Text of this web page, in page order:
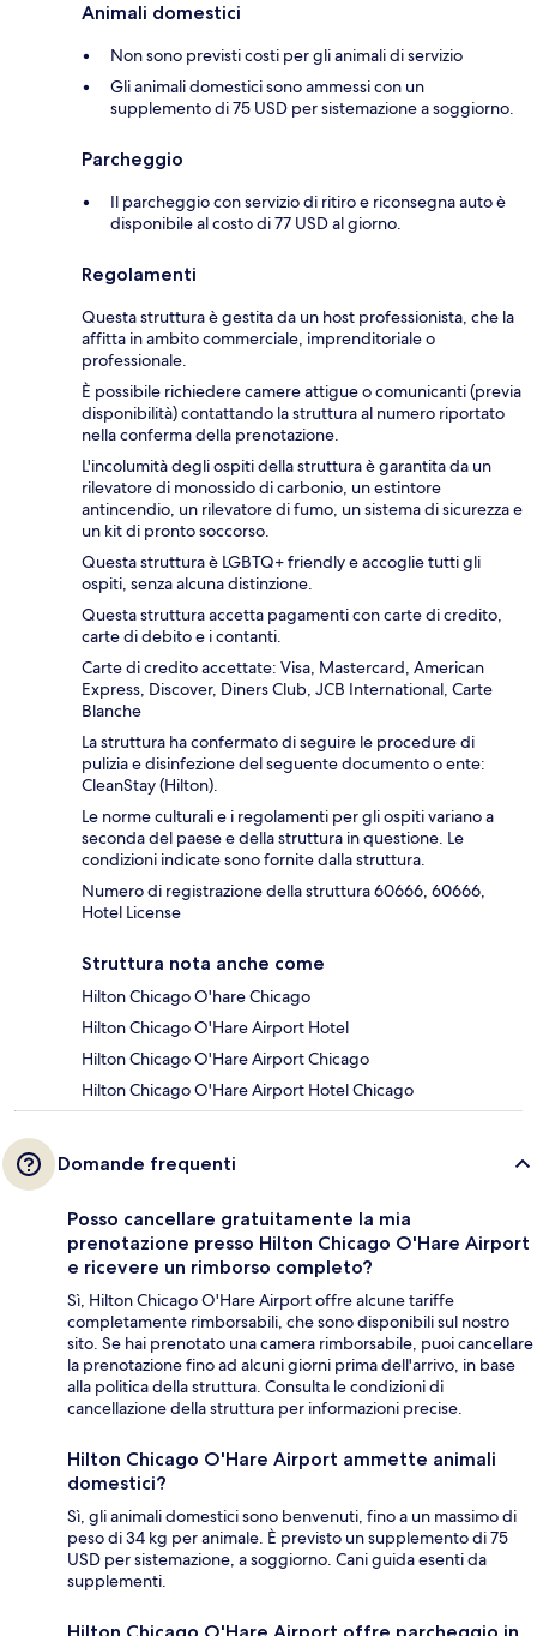
Animali domestici
Non sono previsti costi per gli animali di servizio
Gli animali domestici sono ammessi con un
supplemento di 75 USD per sistemazione a soggiorno.
Parcheggio
Il parcheggio con servizio di ritiro e riconsegna auto è
disponibile al costo di 77 USD al giorno.
Regolamenti
Questa struttura è gestita da un host professionista, che la
affitta in ambito commerciale, imprenditoriale o
professionale.
È possibile richiedere camere attigue o comunicanti (previa
disponibilità) contattando la struttura al numero riportato
nella conferma della prenotazione.
L'incolumità degli ospiti della struttura è garantita da un
rilevatore di monossido di carbonio, un estintore
antincendio, un rilevatore di fumo, un sistema di sicurezza e
un kit di pronto soccorso.
Questa struttura è LGBTQ+ friendly e accoglie tutti gli
ospiti, senza alcuna distinzione.
Questa struttura accetta pagamenti con carte di credito,
carte di debito e i contanti.
Carte di credito accettate: Visa, Mastercard, American
Express, Discover, Diners Club, JCB International, Carte
Blanche
La struttura ha confermato di seguire le procedure di
pulizia e disinfezione del seguente documento o ente:
CleanStay (Hilton).
Le norme culturali e i regolamenti per gli ospiti variano a
seconda del paese e della struttura in questione. Le
condizioni indicate sono fornite dalla struttura.
Numero di registrazione della struttura 60666, 60666,
Hotel License
Struttura nota anche come
Hilton Chicago O'hare Chicago
Hilton Chicago O'Hare Airport Hotel
Hilton Chicago O'Hare Airport Chicago
Hilton Chicago O'Hare Airport Hotel Chicago
Domande frequenti
Posso cancellare gratuitamente la mia
prenotazione presso Hilton Chicago O'Hare Airport
e ricevere un rimborso completo?
Sì, Hilton Chicago O'Hare Airport offre alcune tariffe
completamente rimborsabili, che sono disponibili sul nostro
sito. Se hai prenotato una camera rimborsabile, puoi cancellare
la prenotazione fino ad alcuni giorni prima dell'arrivo, in base
alla politica della struttura. Consulta le condizioni di
cancellazione della struttura per informazioni precise.
Hilton Chicago O'Hare Airport ammette animali
domestici?
Sì, gli animali domestici sono benvenuti, fino a un massimo di
peso di 34 kg per animale. È previsto un supplemento di 75
USD per sistemazione, a soggiorno. Cani guida esenti da
supplementi.